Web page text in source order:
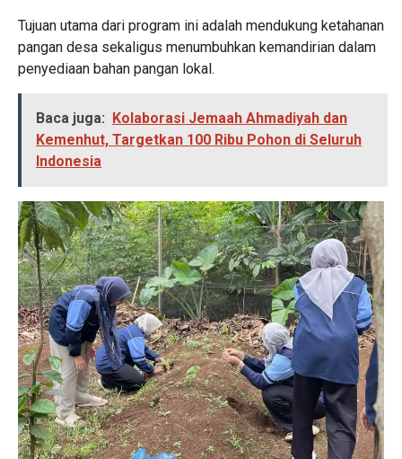
Tujuan utama dari program ini adalah mendukung ketahanan
pangan desa sekaligus menumbuhkan kemandirian dalam
penyediaan bahan pangan lokal.
Baca juga: Kolaborasi Jemaah Ahmadiyah dan
Kemenhut, Targetkan 100 Ribu Pohon di Seluruh
Indonesia